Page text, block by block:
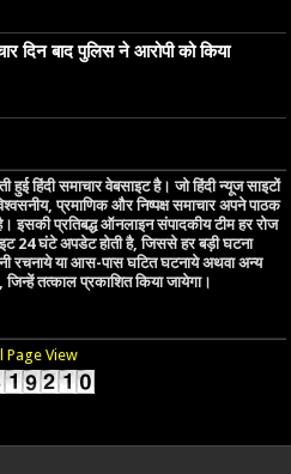
दिन बाद पुलिस ने आरोपी को किया
हुई हिंदी समाचार वेबसाइट है। जो हिंदी न्यूज साइटों
प्रमाणिक और निष्पक्ष समाचार अपने पाठक
इसकी प्रतिबद्ध ऑनलाइन संपादकीय टीम हर रोज
24 घंटे अपडेट होती है, जिससे हर बड़ी घटना
रचनाये या आस-पास घटित घटनाये अथवा अन्य
तत्काल प्रकाशित किया जायेगा।
Page View